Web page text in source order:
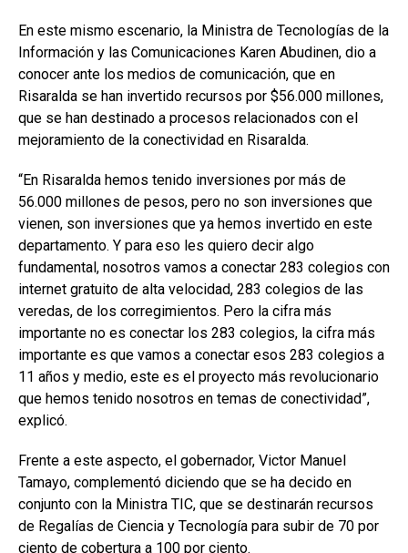
En este mismo escenario, la Ministra de Tecnologías de la
Información y las Comunicaciones Karen Abudinen, dio a
conocer ante los medios de comunicación, que en
Risaralda se han invertido recursos por $56.000 millones,
que se han destinado a procesos relacionados con el
mejoramiento de la conectividad en Risaralda.
“En Risaralda hemos tenido inversiones por más de
56.000 millones de pesos, pero no son inversiones que
vienen, son inversiones que ya hemos invertido en este
departamento. Y para eso les quiero decir algo
fundamental, nosotros vamos a conectar 283 colegios con
internet gratuito de alta velocidad, 283 colegios de las
veredas, de los corregimientos. Pero la cifra más
importante no es conectar los 283 colegios, la cifra más
importante es que vamos a conectar esos 283 colegios a
11 años y medio, este es el proyecto más revolucionario
que hemos tenido nosotros en temas de conectividad”,
explicó.
Frente a este aspecto, el gobernador, Victor Manuel
Tamayo, complementó diciendo que se ha decido en
conjunto con la Ministra TIC, que se destinarán recursos
de Regalías de Ciencia y Tecnología para subir de 70 por
ciento de cobertura a 100 por ciento.